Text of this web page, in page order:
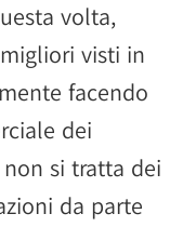
volta,
visti in
facendo
dei
si tratta dei
da parte